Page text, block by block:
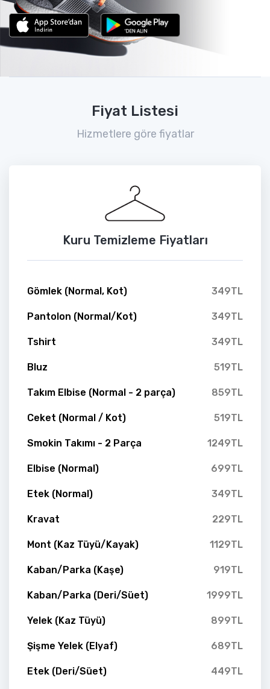
Fiyat Listesi
Hizmetlere göre fiyatlar
Kuru Temizleme Fiyatları
Gömlek (Normal, Kot) 349TL
Pantolon (Normal/Kot) 349TL
Tshirt 349TL
Bluz 519TL
Takım Elbise (Normal - 2 parça) 859TL
Ceket (Normal / Kot) 519TL
Smokin Takımı - 2 Parça 1249TL
Elbise (Normal) 699TL
Etek (Normal) 349TL
Kravat 229TL
Mont (Kaz Tüyü/Kayak) 1129TL
Kaban/Parka (Kaşe) 919TL
Kaban/Parka (Deri/Süet) 1999TL
Yelek (Kaz Tüyü) 899TL
Şişme Yelek (Elyaf) 689TL
Etek (Deri/Süet) 449TL